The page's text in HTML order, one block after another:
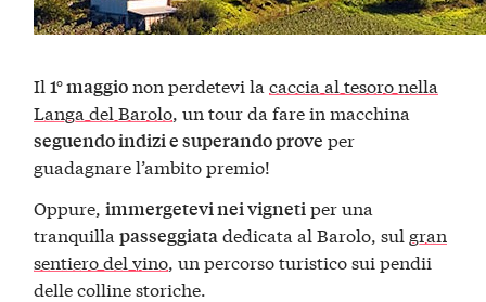
Il1° maggionon perdetevi lacaccia al tesoro nella
Langa del Barolo, un tour da fare in macchina
seguendo indizi e superando prove per
guadagnare l’ambito premio!
Oppure,immergetevi nei vignetiper una
tranquillapasseggiatadedicata al Barolo, sul gran
sentiero del vino, un percorso turistico sui pendii
delle colline storiche.